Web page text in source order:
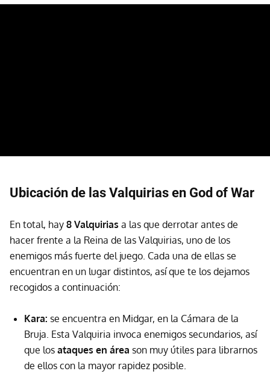
Ubicación de las Valquirias en God of War
En total, hay 8 Valquirias a las que derrotar antes de
hacer frente a la Reina de las Valquirias, uno de los
enemigos más fuerte del juego. Cada una de ellas se
encuentran en un lugar distintos, así que te los dejamos
recogidos a continuación:
Kara: se encuentra en Midgar, en la Cámara de la
Bruja. Esta Valquiria invoca enemigos secundarios, así
que los ataques en área son muy útiles para librarnos
de ellos con la mayor rapidez posible.